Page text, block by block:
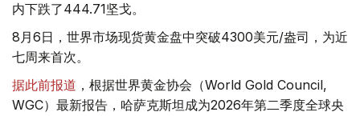
内下跌了444.71坚戈。
8月6日，世界市场现货黄金盘中突破4300美元/盎司，为近
七周来首次。
据此前报道 ，根据世界黄金协会（World Gold Council,
WGC）最新报告，哈萨克斯坦成为2026年第二季度全球央